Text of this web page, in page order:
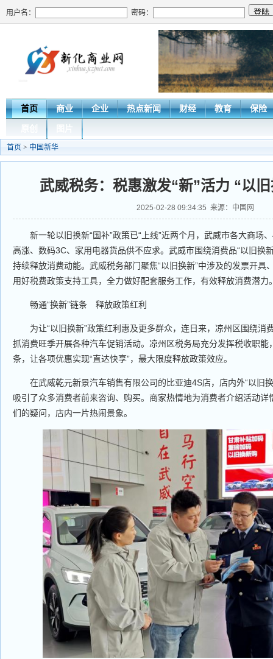
用户名： 密码：
首页 商业 企业 热点新闻 财经 教育 保险
原创 图片
首页 > 中国新华
武威税务：税惠激发“新”活力 “以
2025-02-28 09:34:35 来源：中国网
新一轮以旧换新“国补”政策已“上线”近两个月，武威市各大商场
高涨、数码3C、家用电器货品供不应求。武威市围绕消费品“以旧换
持续释放消费动能。武威税务部门聚焦“以旧换新”中涉及的发票开具
用好税费政策支持工具，全力做好配套服务工作，有效释放消费潜力
畅通“换新”链条 释放政策红利
为让“以旧换新”政策红利惠及更多群众，连日来，凉州区围绕消
抓消费旺季开展各种汽车促销活动。凉州区税务局充分发挥税收职能
条，让各项优惠实现“直达快享”，最大限度释放政策效应。
在武威乾元新景汽车销售有限公司的比亚迪4S店，店内外“以旧
吸引了众多消费者前来咨询、购买。商家热情地为消费者介绍活动详
们的疑问，店内一片热闹景象。